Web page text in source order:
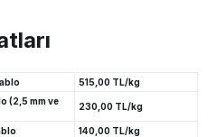
515,00 TL/kg
(2,5 mm ve
230,00 TL/kg
140,00 TL/kg